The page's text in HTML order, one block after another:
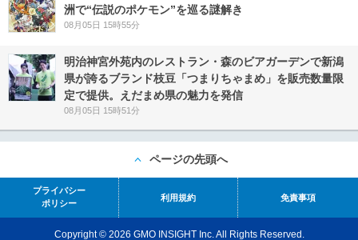
洲で“伝説のポケモン”を巡る謎解き
08月05日 15時55分
明治神宮外苑内のレストラン・森のビアガーデンで新潟
県が誇るブランド枝豆「つまりちゃまめ」を販売数量限
定で提供。えだまめ県の魅力を発信
08月05日 15時51分
ページの先頭へ
プライバシー
ポリシー
利用規約 免責事項
Copyright © 2026 GMO INSIGHT Inc. All Rights Reserved.